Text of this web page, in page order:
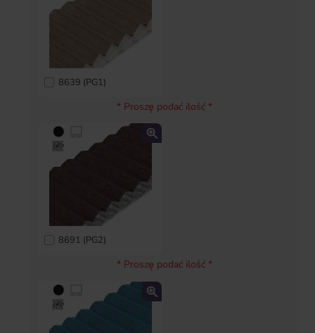
8639 (PG1)
* Proszę podać ilość *
8691 (PG2)
* Proszę podać ilość *